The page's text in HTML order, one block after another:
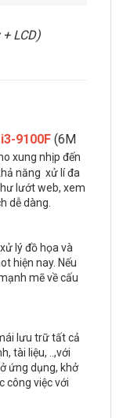
LCD)
9100F (6M
xung nhịp đến
năng xử lí đa
lướt web, xem
dễ dàng.
lý đồ họa và
hiện nay. Nếu
mẽ về cấu
lưu trữ tất cả
tài liệu, ..,với
ứng dụng, khở
công việc với